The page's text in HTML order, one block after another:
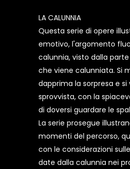
LA CALUNNIA
Questa serie di opere
emotivo, l'argomento
calunnia, visto dalla
che viene calunniata. Si
dapprima la sorpresa e
sprovvista, con la
di doversi guardare le
La serie prosegue
momenti del percorso,
con le considerazioni
date dalla calunnia nei